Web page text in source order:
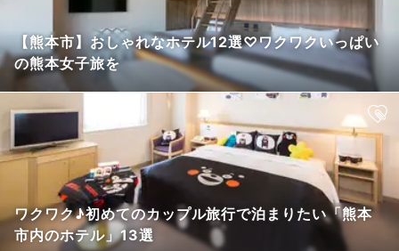
【熊本市】おしゃれなホテル12選♡ワクワクいっぱい
の熊本女子旅を
ワクワク♪初めてのカップル旅行で泊まりたい「熊本
市内のホテル」13選